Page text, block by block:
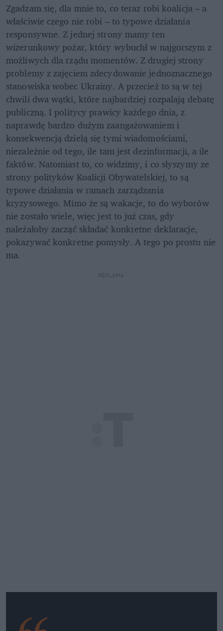
Zgadzam się, dla mnie to, co teraz robi koalicja – a
właściwie czego nie robi – to typowe działania
responsywne. Z jednej strony mamy ten
wizerunkowy pożar, który wybuchł w najgorszym z
możliwych dla rządu momentów. Z drugiej strony
problemy z zajęciem zdecydowanie jednoznacznego
stanowiska wobec Ukrainy. A przecież to są w tej
chwili dwa wątki, które najbardziej rozpalają debatę
publiczną. I politycy prawicy każdego dnia, z
naprawdę bardzo dużym zaangażowaniem i
konsekwencją dzielą się tymi wiadomościami,
niezależnie od tego, ile tam jest dezinformacji, a ile
faktów. Natomiast to, co widzimy, i co słyszymy ze
strony polityków Koalicji Obywatelskiej, to są
typowe działania w ramach zarządzania
kryzysowego. Mimo że są wakacje, to do wyborów
nie zostało wiele, więc jest to już czas, gdy
należałoby zacząć składać konkretne deklaracje,
pokazywać konkretne pomysły. A tego po prostu nie
ma.
REKLAMA